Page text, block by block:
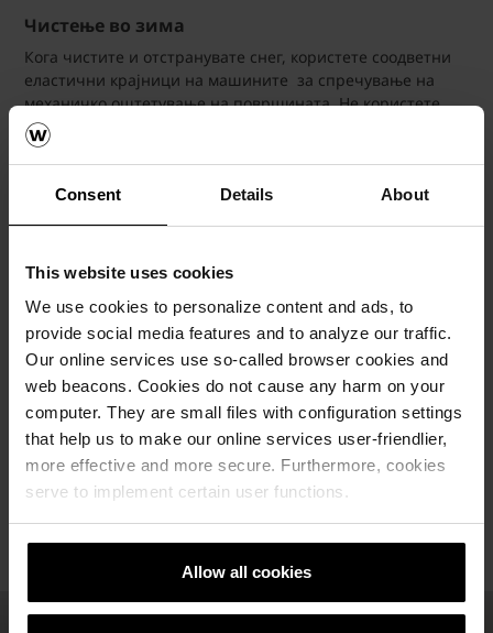
Consent Details About
This website uses cookies
We use cookies to personalize content and ads, to
provide social media features and to analyze our traffic.
Our online services use so-called browser cookies and
web beacons. Cookies do not cause any harm on your
computer. They are small files with configuration settings
that help us to make our online services user-friendlier,
more effective and more secure. Furthermore, cookies
serve to implement certain user functions.
Allow all cookies
Чистење во зима
Кога чистите и отстранувате снег, користете соодветни
еластични крајници на машините за спречување на
механичко оштетување на површината. Не користете
алати со метален крајник за рачно чистење.
Производи за одмрзнување
Компанијата Винербергер гарантира отпорност на мраз
и луга на сите декларирани производи Semmelrock Stein
МКС EN 134. За одмрзнување на мразот во зима треба да
производи (на пр. на база на NaCl или MgCl2).
Употребата на производи што содржат сулфати е
неприфатливо бидејќи може да ги оштетат производите.
Од оваа причина да не се користат препарати во кои
има сулфати или органски препарати.
За повеќе информации, тимот на Винербергер ви стои
на располагање.
Верзија 01.02.2021